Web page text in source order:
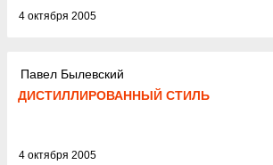
4 октября 2005
Павел Былевский
ДИСТИЛЛИРОВАННЫЙ СТИЛЬ
4 октября 2005